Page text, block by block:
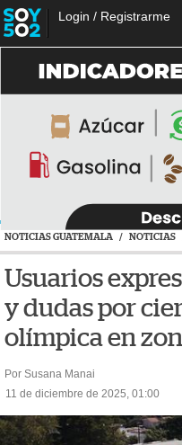
Login / Registrarme
NOTICIAS GUATEMALA / NOTICIAS
Usuarios
y dudas por
olímpica en
Por Susana Manai
11 de diciembre de 2025, 01:00